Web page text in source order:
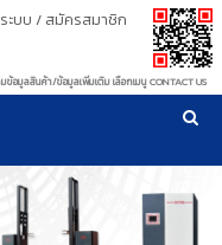
เรื่องมาตรฐานการให้บริการ
ะบบ / สมัครสมาชิก
ข้อมูลสินค้า/ข้อมูลเพิ่มเติม เลือกเมนู CONTACT US